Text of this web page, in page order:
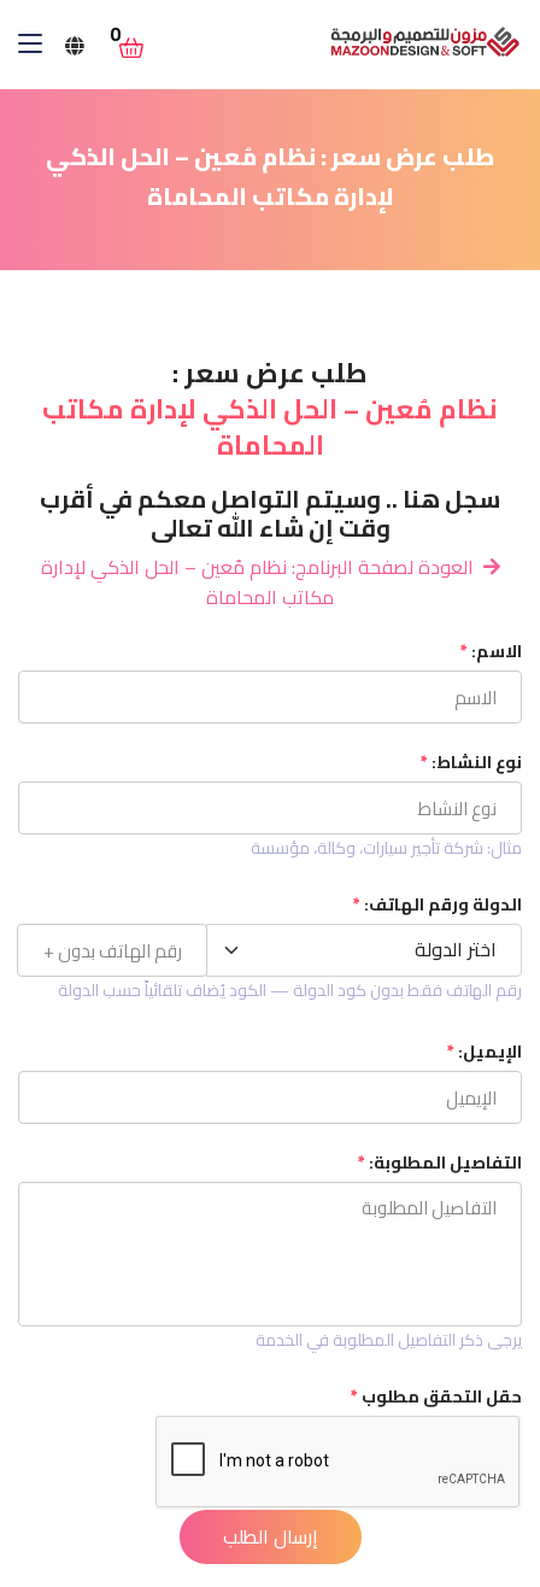
0
طلب عرض سعر : نظام مُعين – الحل الذكي
لإدارة مكاتب المحاماة
طلب عرض سعر :
نظام مُعين – الحل الذكي لإدارة مكاتب
المحاماة
سجل هنا .. وسيتم التواصل معكم في أقرب
وقت إن شاء الله تعالى
العودة لصفحة البرنامج: نظام مُعين – الحل الذكي لإدارة
مكاتب المحاماة
الاسم:*
نوع النشاط:*
مثال: شركة تأجير سيارات، وكالة، مؤسسة
الدولة ورقم الهاتف:*
اختر الدولة
اختر الدولة
رقم الهاتف فقط بدون كود الدولة — الكود يُضاف تلقائياً حسب الدولة
الإيميل:*
التفاصيل المطلوبة:*
يرجى ذكر التفاصيل المطلوبة في الخدمة
حقل التحقق مطلوب*
إرسال الطلب